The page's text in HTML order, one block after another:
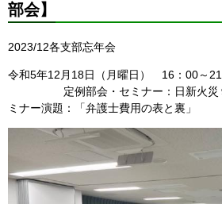
部会】
2023/12各支部忘年会
令和5年12月18日（月曜日） 16：00～
定例部会・セミナー：日新火災９
ミナー演題：「弁護士費用の表と裏」